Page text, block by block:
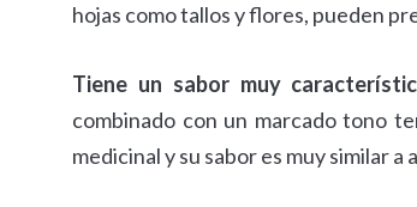
hojas como tallos y flores, pueden
Tiene un sabor muy
combinado con un marcado tono
medicinal y su sabor es muy similar a